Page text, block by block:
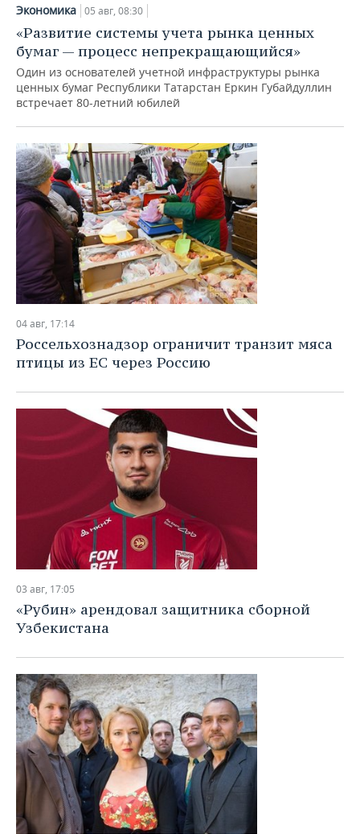
НЕФТЕХИМИЯ
НЕФТЬ
ОПК
РОЗНИЧНАЯ ТОРГОВЛЯ
ТРАНСПОРТ
УСЛУГИ
НОВОСТИ ТЕХНОЛОГИЙ
IT
МЕДИА
ТЕЛЕКОММУНИКАЦИИ
МЕРОПРИЯТИЯ
НОВОСТИ МЕРОПРИЯТИЙ
ВЫЕЗДНАЯ РЕДАКЦИЯ
БИЗНЕС-БРАНЧИ
ONLINE-КОНФЕРЕНЦИИ
ОТКРЫТАЯ ЛЕКЦИЯ
СПОРТ
НОВОСТИ СПОРТА
ФУТБОЛ
ХОККЕЙ
БАСКЕТБОЛ
ВОЛЕЙБОЛ
КИБЕРСПОРТ
ФИГУРНОЕ КАТАНИЕ
ВОДНЫЕ ВИДЫ СПОРТА
ОБЩЕСТВО
НОВОСТИ ОБЩЕСТВА
ВЛАСТЬ
ИНФРАСТРУКТУРА
ИСТОРИЯ
КУЛЬТУРА
МЕДИЦИНА
ОБРАЗОВАНИЕ
ФОТОГАЛЕРЕЯ
СЮЖЕТЫ
СПРАВОЧНИК
СПИСОК ПЕРСОН
СПИСОК КОМПАНИЙ
ПОЛНАЯ ВЕРСИЯ
Экономика 05 авг, 08:30
«Развитие системы учета рынка ценных
бумаг — процесс непрекращающийся»
Один из основателей учетной инфраструктуры рынка
ценных бумаг Республики Татарстан Еркин Губайдуллин
встречает 80-летний юбилей
04 авг, 17:14
Россельхознадзор ограничит транзит мяса
птицы из ЕС через Россию
03 авг, 17:05
«Рубин» арендовал защитника сборной
Узбекистана